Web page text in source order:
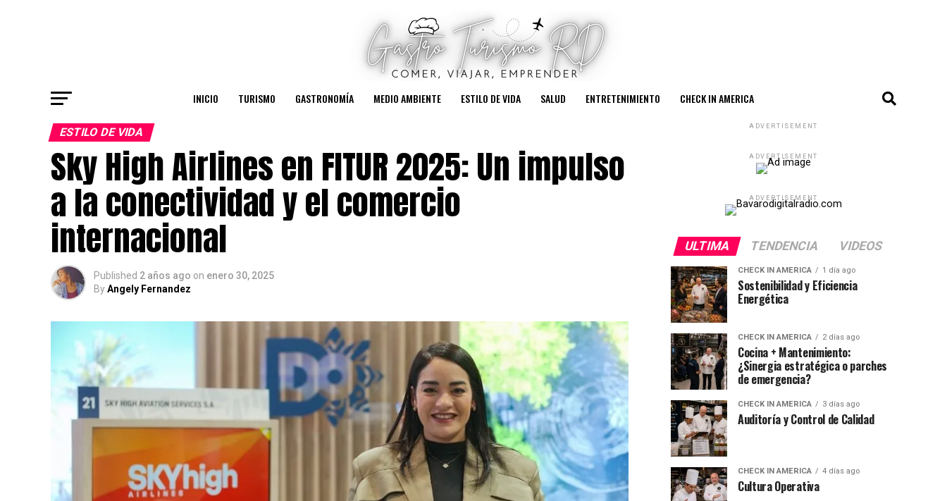
INICIO TURISMO GASTRONOMÍA MEDIO AMBIENTE ESTILO DE VIDA SALUD ENTRETENIMIENTO CHECK IN AMERICA
ESTILO DE VIDA
Sky High Airlines en FITUR 2025: Un impulso
a la conectividad y el comercio
internacional
Published 2 años ago on enero 30, 2025
ByAngely Fernandez
ADVERTISEMENT
ADVERTISEMENT
ADVERTISEMENT
ULTIMA TENDENCIA VIDEOS
CHECK IN AMERICA 1 día ago
Sostenibilidad y Eficiencia
Energética
CHECK IN AMERICA 2 días ago
Cocina + Mantenimiento:
¿Sinergia estratégica o parches
de emergencia?
CHECK IN AMERICA 3 días ago
Auditoría y Control de Calidad
CHECK IN AMERICA 4 días ago
Cultura Operativa